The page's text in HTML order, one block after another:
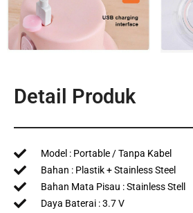
Detail Produk
Model : Portable / Tanpa Kabel
Bahan : Plastik + Stainless Steel
Bahan Mata Pisau : Stainless Stell
Daya Baterai : 3.7 V